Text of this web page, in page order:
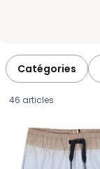
Catégories
46 articles